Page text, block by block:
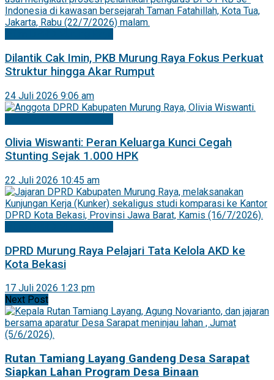
Dilantik Cak Imin, PKB Murung Raya Fokus Perkuat
Struktur hingga Akar Rumput
24 Juli 2026 9:06 am
Olivia Wiswanti: Peran Keluarga Kunci Cegah
Stunting Sejak 1.000 HPK
22 Juli 2026 10:45 am
DPRD Murung Raya Pelajari Tata Kelola AKD ke
Kota Bekasi
17 Juli 2026 1:23 pm
Next Post
Rutan Tamiang Layang Gandeng Desa Sarapat
Siapkan Lahan Program Desa Binaan